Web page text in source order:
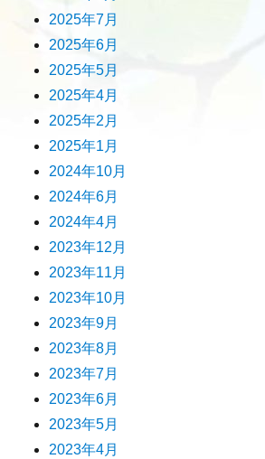
2025年7月
2025年6月
2025年5月
2025年4月
2025年2月
2025年1月
2024年10月
2024年6月
2024年4月
2023年12月
2023年11月
2023年10月
2023年9月
2023年8月
2023年7月
2023年6月
2023年5月
2023年4月